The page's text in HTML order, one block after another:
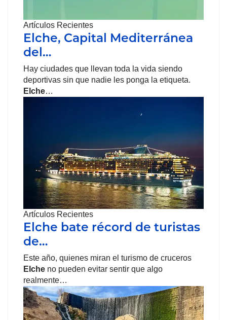
Artículos Recientes
Elche, Capital Mediterránea
del…
Hay ciudades que llevan toda la vida siendo
deportivas sin que nadie les ponga la etiqueta.
Elche…
Artículos Recientes
Elche bate récord de turistas
de…
Este año, quienes miran el turismo de cruceros
Elche no pueden evitar sentir que algo
realmente…